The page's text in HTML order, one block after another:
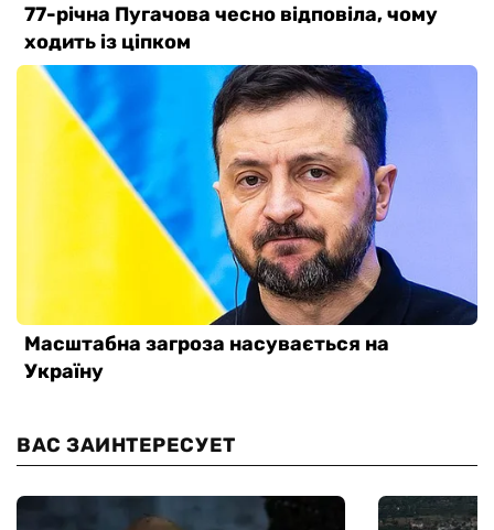
ВАС ЗАИНТЕРЕСУЕТ